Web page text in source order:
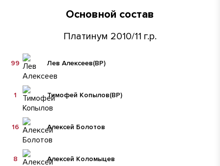
Основной состав
Платинум 2010/11 г.р.
Лев Алексеев(ВР)
99
Тимофей Копылов(ВР)
1
Алексей Болотов
16
Алексей Коломыцев
8